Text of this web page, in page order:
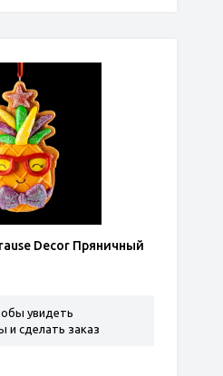
Decor Пряничный
увидеть
и сделать заказ